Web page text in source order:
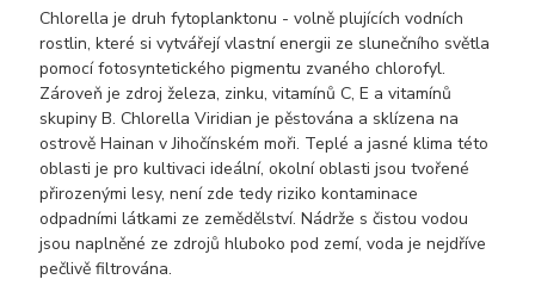
Chlorella je druh fytoplanktonu - volně plujících vodních
rostlin, které si vytvářejí vlastní energii ze slunečního světla
pomocí fotosyntetického pigmentu zvaného chlorofyl.
Zároveň je zdroj železa, zinku, vitamínů C, E a vitamínů
skupiny B. Chlorella Viridian je pěstována a sklízena na
ostrově Hainan v Jihočínském moři. Teplé a jasné klima této
oblasti je pro kultivaci ideální, okolní oblasti jsou tvořené
přirozenými lesy, není zde tedy riziko kontaminace
odpadními látkami ze zemědělství. Nádrže s čistou vodou
jsou naplněné ze zdrojů hluboko pod zemí, voda je nejdříve
pečlivě filtrována.